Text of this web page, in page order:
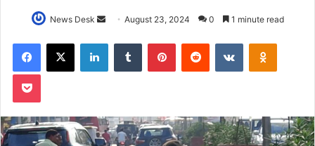
News Desk
Send
email
August 23, 2024 0 1 minute read
Facebook
X LinkedInTumblr PinterestReddit VKontakte
Pocket